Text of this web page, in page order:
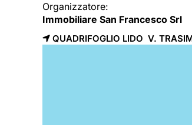
Organizzatore:
Immobiliare San Francesco Srl
QUADRIFOGLIO LIDO V.